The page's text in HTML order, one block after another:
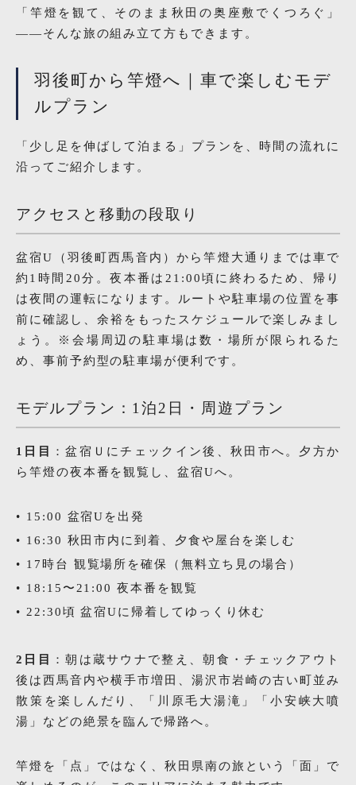
「竿燈を観て、そのまま秋田の奥座敷でくつろぐ」
——そんな旅の組み立て方もできます。
羽後町から竿燈へ｜車で楽しむモデ
ルプラン
「少し足を伸ばして泊まる」プランを、時間の流れに
沿ってご紹介します。
アクセスと移動の段取り
盆宿U（羽後町西馬音内）から竿燈大通りまでは車で
約1時間20分。夜本番は21:00頃に終わるため、帰り
は夜間の運転になります。ルートや駐車場の位置を事
前に確認し、余裕をもったスケジュールで楽しみまし
ょう。※会場周辺の駐車場は数・場所が限られるた
め、事前予約型の駐車場が便利です。
モデルプラン：1泊2日・周遊プラン
1日目
：盆宿Ｕにチェックイン後、秋田市へ。夕方か
ら竿燈の夜本番を観覧し、盆宿Uへ。
15:00 盆宿Uを出発
16:30 秋田市内に到着、夕食や屋台を楽しむ
17時台 観覧場所を確保（無料立ち見の場合）
18:15〜21:00 夜本番を観覧
22:30頃 盆宿Uに帰着してゆっくり休む
2日目
：朝は蔵サウナで整え、朝食・チェックアウト
後は西馬音内や横手市増田、湯沢市岩崎の古い町並み
散策を楽しんだり、「川原毛大湯滝」「小安峡大噴
湯」などの絶景を臨んで帰路へ。
竿燈を「点」ではなく、秋田県南の旅という「面」で